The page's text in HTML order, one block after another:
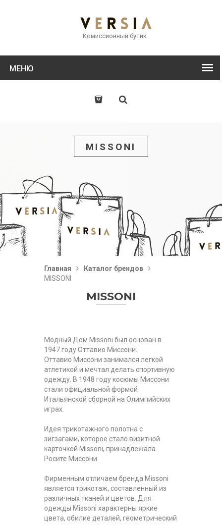
Комиссионный бутик
МЕНЮ
MISSONI
Главная
Каталог брендов
MISSONI
MISSONI
Модный Дом Missoni был основан в
1947 году Оттавио Миссони.
Оттавио Миссони занимался легкой
атлетикой и мечтал делать спортивную
одежду. В 1948 году косюмы Миссони
стали официальной формой
Итальянской сборной на Олимпийских
играх.
Идея трикотажного полотна с
зигзагами, которое стало визитной
карточкой Missoni, принадлежала
Росите Миссони
Фирменным отличаем бренда Missoni
является трикотаж, составленный из
различных тканей и цветов. Для
одежды Missoni характерны яркие
цвета, обилие деталей, геометрический